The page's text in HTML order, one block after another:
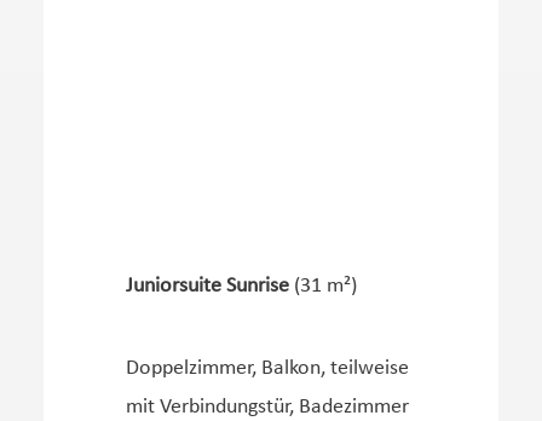
Juniorsuite Sunrise(31 m²)
Doppelzimmer, Balkon, teilweise
mit Verbindungstür, Badezimmer